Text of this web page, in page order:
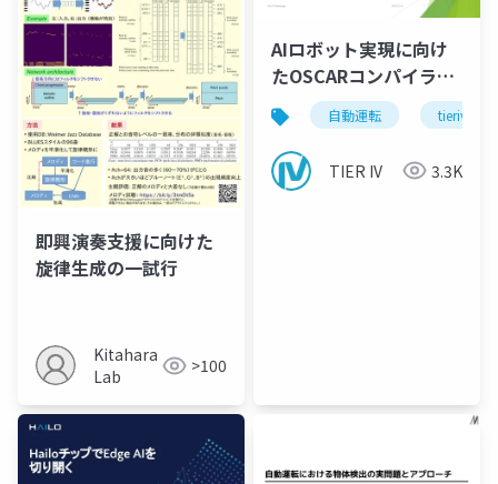
即興演奏支援に向けた
旋律生成の一試行
Kitahara
Lab
>100
AIロボット実現に向け
たOSCARコンパイラ協
調アクセラレータマル
チコア開発の取り組み
自動運転 tieriv
TIER IV 3.3K